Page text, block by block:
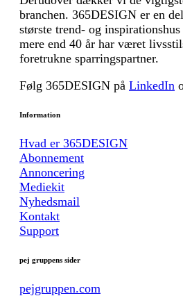
branchen. 365DESIGN er en
største trend- og inspirationshus
mere end 40 år har været
foretrukne sparringspartner.
Følg 365DESIGN på LinkedIn
Information
Hvad er 365DESIGN
Abonnement
Annoncering
Mediekit
Nyhedsmail
Kontakt
Support
pej gruppens sider
pejgruppen.com